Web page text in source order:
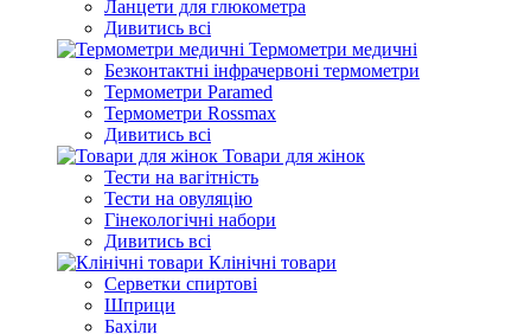
Ланцети для глюкометра
Дивитись всі
Термометри медичні
Безконтактні інфрачервоні термометри
Термометри Paramed
Термометри Rossmax
Дивитись всі
Товари для жінок
Тести на вагітність
Тести на овуляцію
Гінекологічні набори
Дивитись всі
Клінічні товари
Серветки спиртові
Шприци
Бахіли